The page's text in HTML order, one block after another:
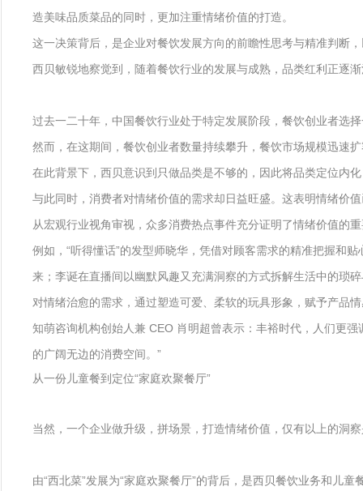
造美味品质菜品的同时，更加注重情绪价值的打造。
这一决策背后，是企业对餐饮发展方向的前瞻性思考与精准判断
西贝敏锐地察觉到，随着餐饮行业的发展与成熟，品类红利正逐
过去一二十年，中国餐饮行业处于特定发展阶段，餐饮创业者选
然而，在这期间，餐饮创业者数量持续攀升，餐饮市场规模迅速
在此背景下，西贝意识到只做品类是不够的，因此将品类定位内
与此同时，消费者对情绪价值的需求却日益旺盛。这表明情绪价
从宏观行业视角审视，众多消费热点事件充分证明了情绪价值的
例如，“听得懂话”的发型师晓华，凭借对顾客需求的精准把握和
来；李诞在直播间以幽默风趣又充满洞察的方式拆解生活中的琐
对情绪治愈的需求，通过塑造可爱、柔软的玩具形象，赋予产品
知萌咨询机构创始人兼 CEO 肖明超曾表示：丰裕时代，人们更
的广阔无边的消费空间。”
从一份儿童餐到定位“家庭欢聚餐厅”
当然，一个企业做升级，拼场景，打造情绪价值，仅有以上的洞
由“西北菜”发展为“家庭欢聚餐厅”的背后，是西贝餐饮业务和儿